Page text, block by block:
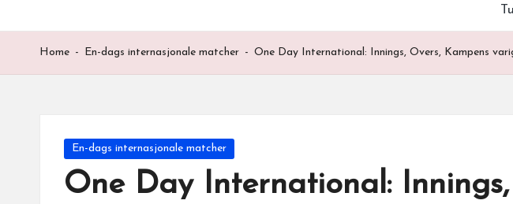
Home - En-dags internasjonale matcher - One Day International: Innings, Overs, Kampens
Posted
En-dags internasjonale matcher
One Day International: